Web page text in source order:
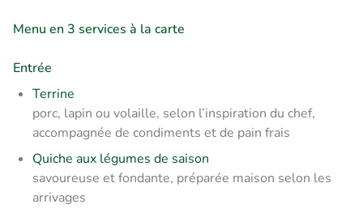
Menu en 3 services à la carte
Entrée
Terrine
porc, lapin ou volaille, selon l’inspiration du chef,
accompagnée de condiments et de pain frais
Quiche aux légumes de saison
savoureuse et fondante, préparée maison selon les
arrivages